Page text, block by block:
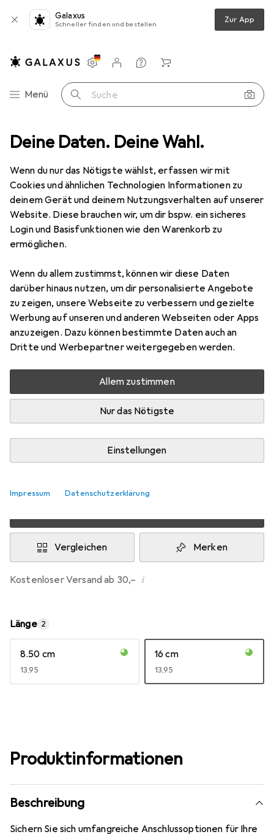
Deine Daten. Deine Wahl.
Wenn du nur das Nötigste wählst, erfassen wir mit
Cookies und ähnlichen Technologien Informationen zu
deinem Gerät und deinem Nutzungsverhalten auf unserer
Website. Diese brauchen wir, um dir bspw. ein sicheres
Login und Basisfunktionen wie den Warenkorb zu
ermöglichen.
Wenn du allem zustimmst, können wir diese Daten
darüber hinaus nutzen, um dir personalisierte Angebote
zu zeigen, unsere Webseite zu verbessern und gezielte
Werbung auf unseren und anderen Webseiten oder Apps
anzuzeigen. Dazu können bestimmte Daten auch an
Dritte und Werbepartner weitergegeben werden.
Allem zustimmen
Nur das Nötigste
Einstellungen
Impressum Datenschutzerklärung
Galaxus
Schneller finden und bestellen Zur App
Navigation nach Kategorien
Menü Suche
Einstellungen
Kundenkonto
Vergleichslisten
Merklisten
Warenkorb
VGA Adapter Konverter, miniDP 1.2 4k 3840x2160 UHD 2160p, 0,15m
5 Bilder
CSL 3in1 Mini DisplayPort zu HDMI,
DVI, VGA Adapter Konverter, miniDP
1.2 4k 3840x2160 UHD 2160p, 0,15m
DVI, HDMI, VGA, 16 cm
Preis in EUR inkl. MwSt.
EUR
13,95
Bewertungen Marke
Zwischen Mi, 12.8. und Di, 18.8. geliefert
Mehr als 10 Stück an Lager beim Drittanbieter
Lieferort angeben für genaue Lieferzeit
Angebot von i
Vergleichen Merken
Kostenloser Versand ab 30,– i
Länge 2
8.50 cm
EUR
13,95
16 cm
EUR
13,95
Produktinformationen
Beschreibung
Sichern Sie sich umfangreiche Anschlussoptionen für Ihre